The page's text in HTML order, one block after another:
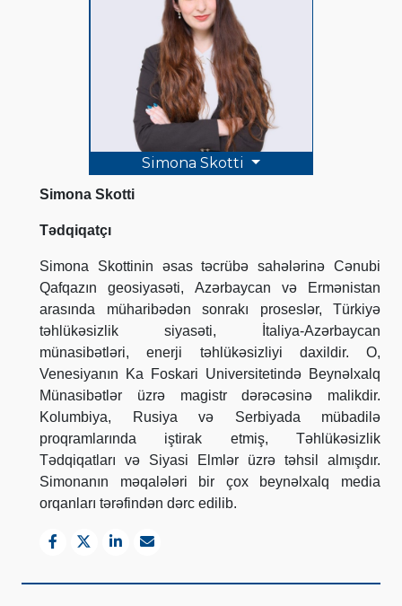
Simona Skotti
Simona Skotti
Tədqiqatçı
Simona Skottinin əsas təcrübə sahələrinə Cənubi
Qafqazın geosiyasəti, Azərbaycan və Ermənistan
arasında müharibədən sonrakı proseslər, Türkiyə
təhlükəsizlik siyasəti, İtaliya-Azərbaycan
münasibətləri, enerji təhlükəsizliyi daxildir. O,
Venesiyanın Ka Foskari Universitetində Beynəlxalq
Münasibətlər üzrə magistr dərəcəsinə malikdir.
Kolumbiya, Rusiya və Serbiyada mübadilə
proqramlarında iştirak etmiş, Təhlükəsizlik
Tədqiqatları və Siyasi Elmlər üzrə təhsil almışdır.
Simonanın məqalələri bir çox beynəlxalq media
orqanları tərəfindən dərc edilib.